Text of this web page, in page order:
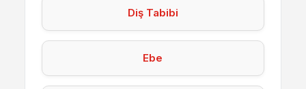
Diş Tabibi
Ebe